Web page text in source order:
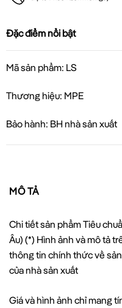
Đặc điểm nổi bật
Mã sản phẩm: LS
Thương hiệu: MPE
Bảo hành: BH nhà sản xuất
MÔ TẢ
Chi tiết sản phẩm Tiêu
Âu) (*) Hình ảnh và mô tả
thông tin chính thức về
của nhà sản xuất
Giá và hình ảnh chỉ mang